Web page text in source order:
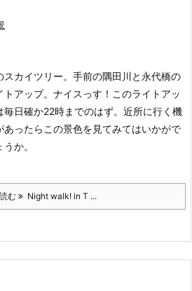
スカイツリー。 手前の隅田川と永代橋の
トアップ。ナイスっす！ このライトアッ
毎日確か22時までのはず。 近所に行く機
あったらこの景色を見てみてはいかがで
うか。
む Night walk! in T ...